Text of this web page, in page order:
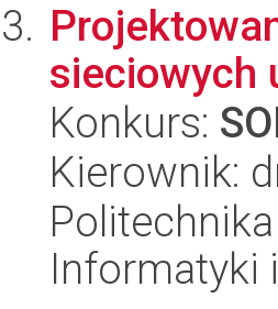
sieciowych
Konkurs:
Kierownik:
Informatyki